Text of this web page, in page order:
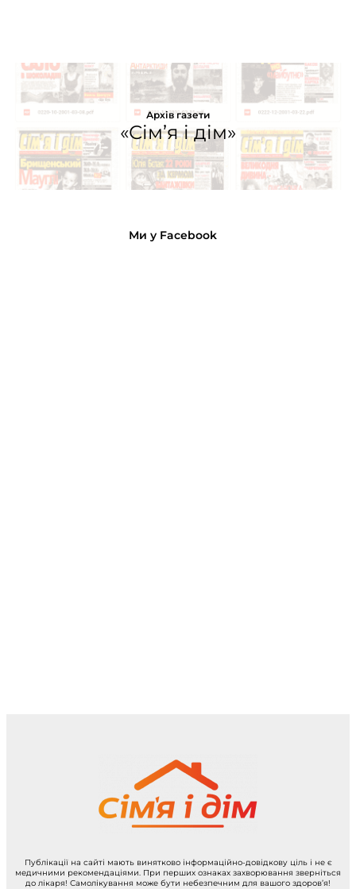
Архів газети
«Сім’я і дім»
Ми у Facebook
Публікації на сайті мають винятково інформаційно-довідкову ціль і не є
медичними рекомендаціями. При перших ознаках захворювання зверніться
до лікаря! Самолікування може бути небезпечним для вашого здоров’я!